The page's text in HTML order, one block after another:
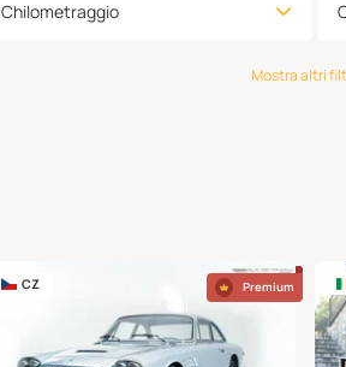
Chilometraggio
Mostra altri
CZ Premium